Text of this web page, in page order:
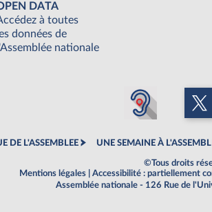
DATA
à toutes
données de
l'Assemblée nationale
DE L'ASSEMBLEE UNE SEMAINE À
©Tous droits
Mentions légales
Accessibilité : partiellement
Assemblée nationale - 126 Rue de